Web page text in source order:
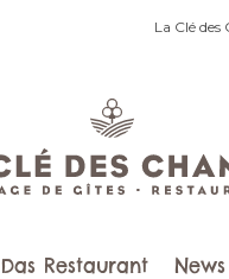
La Clé
Das Restaurant News